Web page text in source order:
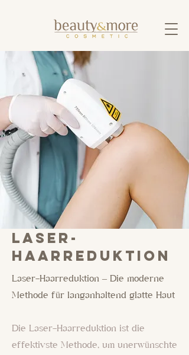
Laser-
Haarreduktion
Laser-Haarreduktion – Die moderne
Methode für langanhaltend glatte Haut
Die Laser-Haarreduktion ist die
effektivste Methode, um unerwünschte